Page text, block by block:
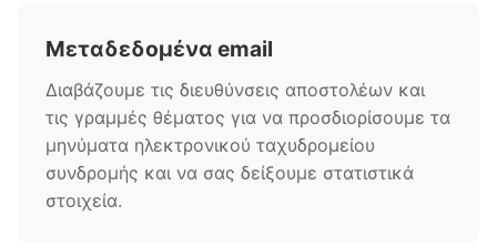
Μεταδεδομένα email
Διαβάζουμε τις διευθύνσεις αποστολέων και
τις γραμμές θέματος για να προσδιορίσουμε τα
μηνύματα ηλεκτρονικού ταχυδρομείου
συνδρομής και να σας δείξουμε στατιστικά
στοιχεία.